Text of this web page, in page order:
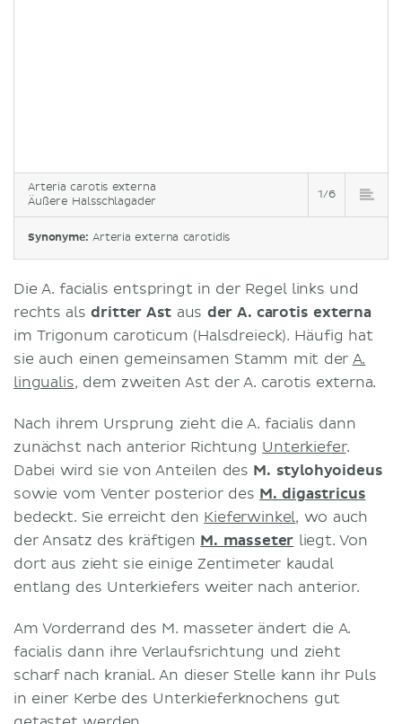
Arteria carotis externa
Äußere Halsschlagader
1/6
Synonyme: Arteria externa carotidis
Die A. facialis entspringt in der Regel links und
rechts alsdritter Ast aus der A. carotis externa
im Trigonum caroticum (Halsdreieck). Häufig hat
sie auch einen gemeinsamen Stamm mit der A.
lingualis, dem zweiten Ast der A. carotis externa.
Nach ihrem Ursprung zieht die A. facialis dann
zunächst nach anterior Richtung Unterkiefer.
Dabei wird sie von Anteilen des M. stylohyoideus
sowie vom Venter posterior des M. digastricus
bedeckt. Sie erreicht den Kieferwinkel, wo auch
der Ansatz des kräftigen M. masseter liegt. Von
dort aus zieht sie einige Zentimeter kaudal
entlang des Unterkiefers weiter nach anterior.
Am Vorderrand des M. masseter ändert die A.
facialis dann ihre Verlaufsrichtung und zieht
scharf nach kranial. An dieser Stelle kann ihr Puls
in einer Kerbe des Unterkieferknochens gut